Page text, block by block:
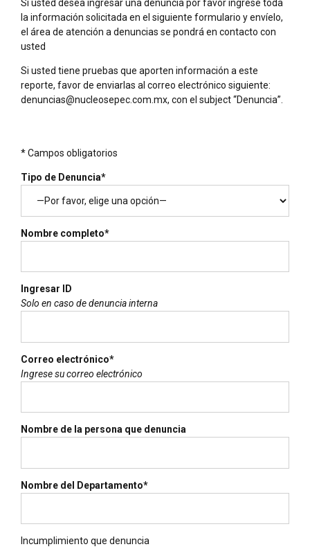
Si usted desea ingresar una denuncia por favor ingrese toda
la información solicitada en el siguiente formulario y envíelo,
el área de atención a denuncias se pondrá en contacto con
usted
Si usted tiene pruebas que aporten información a este
reporte, favor de enviarlas al correo electrónico siguiente:
denuncias@nucleosepec.com.mx, con el subject “Denuncia”.
* Campos obligatorios
Tipo de Denuncia*
Nombre completo*
Ingresar ID
Solo en caso de denuncia interna
Correo electrónico*
Ingrese su correo electrónico
Nombre de la persona que denuncia
Nombre del Departamento*
Incumplimiento que denuncia